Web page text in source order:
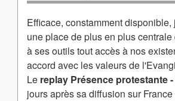
Efficace, constamment
une place de plus en plus
à ses outils tout accès à nos
accord avec les valeurs de
Le replay Présence protestante -
jours après sa diffusion sur France